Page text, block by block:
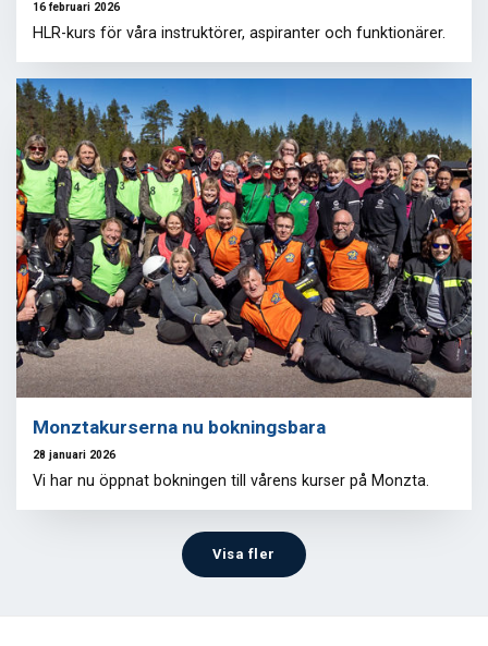
16 februari 2026
HLR-kurs för våra instruktörer, aspiranter och funktionärer.
Monztakurserna nu bokningsbara
28 januari 2026
Vi har nu öppnat bokningen till vårens kurser på Monzta.
Visa fler